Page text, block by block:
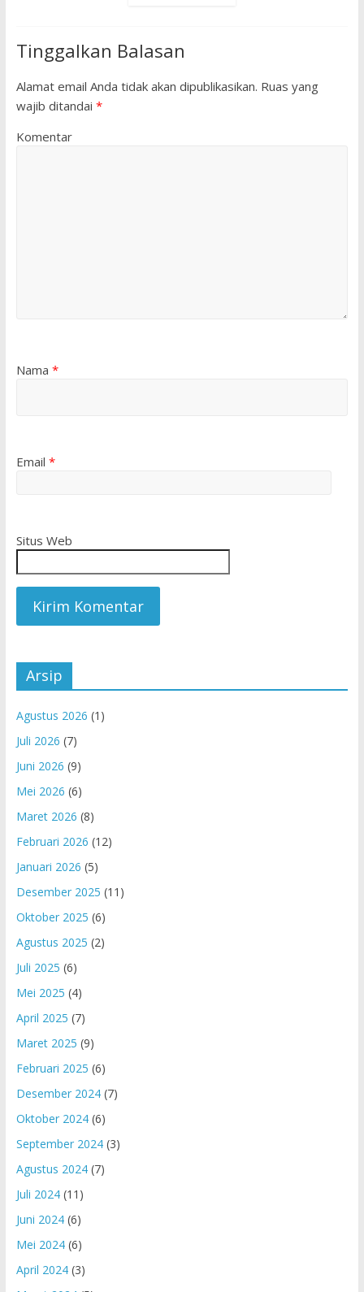
Tinggalkan Balasan
Alamat email Anda tidak akan dipublikasikan. Ruas yang
wajib ditandai *
Komentar
Nama *
Email *
Situs Web
Arsip
Agustus 2026 (1)
Juli 2026 (7)
Juni 2026 (9)
Mei 2026 (6)
Maret 2026 (8)
Februari 2026 (12)
Januari 2026 (5)
Desember 2025 (11)
Oktober 2025 (6)
Agustus 2025 (2)
Juli 2025 (6)
Mei 2025 (4)
April 2025 (7)
Maret 2025 (9)
Februari 2025 (6)
Desember 2024(7)
Oktober 2024(6)
September 2024(3)
Agustus 2024(7)
Juli 2024(11)
Juni 2024(6)
Mei 2024(6)
April 2024(3)